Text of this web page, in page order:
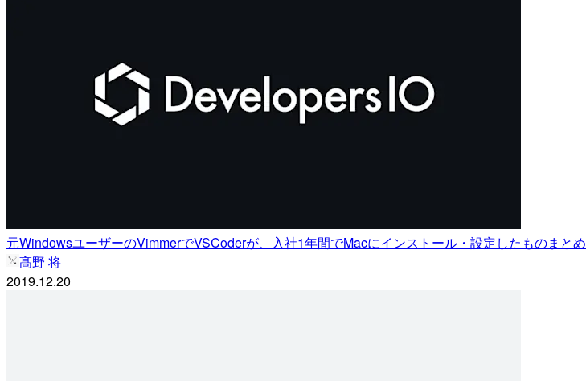
元WindowsユーザーのVimmerでVSCoderが、入社1年間でMacにインストール・設定したものまとめ
髙野 将
2019.12.20